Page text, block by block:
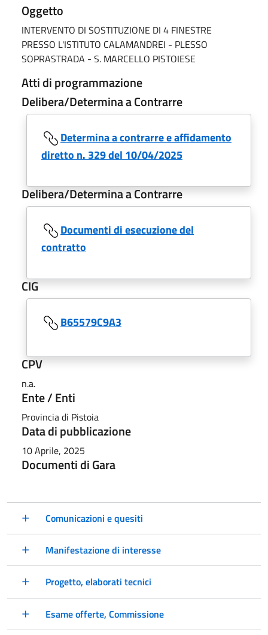
Oggetto
INTERVENTO DI SOSTITUZIONE DI 4 FINESTRE
PRESSO L'ISTITUTO CALAMANDREI - PLESSO
SOPRASTRADA - S. MARCELLO PISTOIESE
Atti di programmazione
Delibera/Determina a Contrarre
Determina a contrarre e affidamento
diretto n. 329 del 10/04/2025
Delibera/Determina a Contrarre
Documenti di esecuzione del
contratto
CIG
B65579C9A3
CPV
n.a.
Ente / Enti
Provincia di Pistoia
Data di pubblicazione
10 Aprile, 2025
Documenti di Gara
Comunicazioni e quesiti
Manifestazione di interesse
Progetto, elaborati tecnici
Esame offerte, Commissione